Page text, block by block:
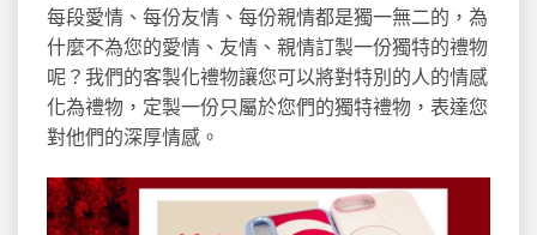
每段愛情、每份友情、每份親情都是獨一無二的，為
什麼不為您的愛情、友情、親情訂製一份獨特的禮物
呢？我們的客製化禮物讓您可以將對特別的人的情感
化為禮物，定製一份只屬於您們的獨特禮物，表達您
對他們的深厚情感。